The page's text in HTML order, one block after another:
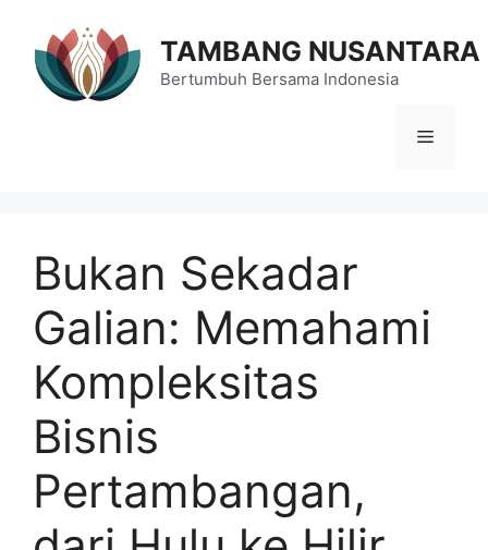
TAMBANG NUSANTARA
Bertumbuh Bersama Indonesia
Menu
Bukan Sekadar
Galian: Memahami
Kompleksitas
Bisnis
Pertambangan,